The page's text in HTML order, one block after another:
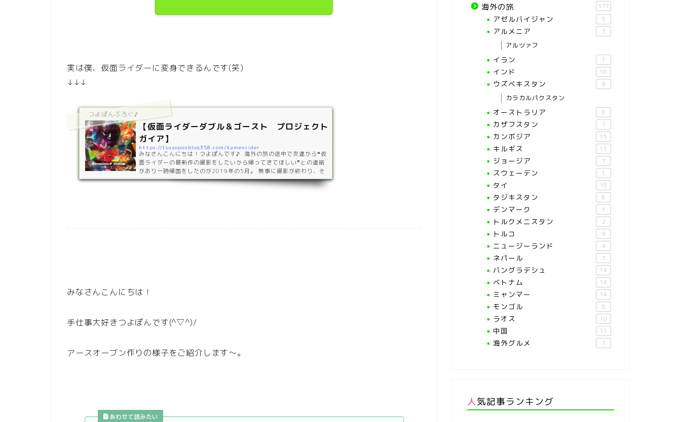
実は僕、仮面ライダーに変身できるんです(笑)
↓↓↓
つよぽんぶろぐ♪
【仮面ライダーダブル＆ゴースト プロジェクト
ガイア】
https://tsuyoponblog358.com/kamenrider
みなさんこんにちは！つよぽんです♪ 海外の旅の途中で友達から❝仮
面ライダーの最新作の撮影をしたいから帰ってきてほしい❞との連絡
があり一時帰国をしたのが2019年の5月。 無事に撮影が終わり、そ
こから友達が仕事で忙しい中1年以上かけて編集をしてくれ 2020年
8月11日とうとう完成しました！！https://www.youtube.com/wa
みなさんこんにちは！
手仕事大好きつよぽんです(^▽^)/
アースオーブン作りの様子をご紹介します～。
あわせて読みたい
海外の旅 177
アゼルバイジャン 5
アルメニア 3
アルツァフ
イラン 1
インド 18
ウズベキスタン 9
カラカルパクスタン
オーストラリア 8
カザフスタン 7
カンボジア 15
キルギス 15
ジョージア 7
スウェーデン 1
タイ 18
タジキスタン 6
デンマーク 1
トルクメニスタン 2
トルコ 9
ニュージーランド 4
ネパール 7
バングラデシュ 14
ベトナム 14
ミャンマー 14
モンゴル 8
ラオス 18
中国 11
海外グルメ 7
人気記事ランキング